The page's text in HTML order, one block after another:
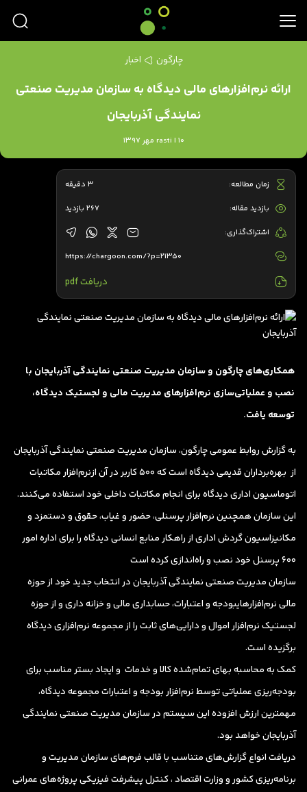
چارگون اخبار
ارائه نرم‌افزارهای مالی دیدگاه به سازمان مدیریت صنعتی
نمایندگی آذربایجان
rasti | 10 مهر 1397
همکاری‌های چارگون و سازمان مدیریت صنعتی نمایندگی آذربایجان با
نصب و عملیاتی‌سازی نرم‌افزارهای مدیریت مالی و لجستیک دیدگاه،
توسعه یافت.
به گزارش روابط عمومی چارگون، سازمان مدیریت صنعتی نمایندگی آذربایجان
از بهره‌برداران قدیمی دیدگاه است که 500 کاربر در آن ازنرم‌افزار مکاتبات
اتوماسیون اداری دیدگاه برای انجام مکاتبات داخلی خود استفاده می‌کنند.
این سازمان همچنین نرم‌افزار پرسنلی، حضور و غیاب، حقوق و دستمزد و
مکانیزاسیون گردش اداری از راهکار منابع انسانی دیدگاه را برای اداره امور
600 پرسنل خود نصب و راه‌اندازی کرده است
سازمان مدیریت صنعتی نمایندگی آذربایجان در انتخاب جدید خود از حوزه
مالی نرم‌افزارهایبودجه و اعتبارات، حسابداری مالی و خزانه داری و از حوزه
لجستیک نرم‌افزار اموال و دارایی‌های ثابت را از مجموعه نرم‌افزاری دیدگاه
برگزیده است.
کمک به محاسبه بهای تمام‌شده کالا و خدمات و ایجاد بستر مناسب برای
بودجه‌ریزی عملیاتی توسط نرم‌افزار بودجه و اعتبارات مجموعه دیدگاه،
مهمترین ارزش افزوده این سیستم در سازمان مدیریت صنعتی نمایندگی
آذربایجان خواهد بود.
دریافت انواع گزارش‌های متناسب با قالب فرم‌های سازمان مدیریت و
برنامه‌ریزی کشور و وزارت اقتصاد ، کنترل پیشرفت فیزیکی پروژه‌های عمرانی
زمان مطالعه: 3 دقیقه
بازدید مقاله: 267 بازدید
اشتراک‌گذاری:
https://chargoon.com/?p=21350
دریافت pdf